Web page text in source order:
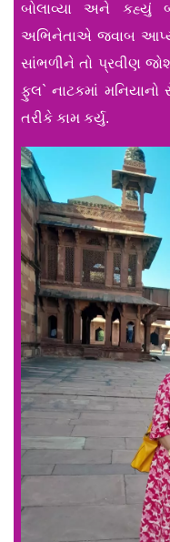
બોલાવ્યા અને કહ્યું
અભિનેતાએ જવાબ
સાંભળીને તો પ્રવીણ
ફુલ` નાટકમાં
તરીકે કામ કર્યુ.